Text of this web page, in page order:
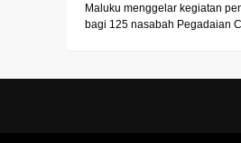
Maluku menggelar kegiatan
bagi 125 nasabah Pegadaian